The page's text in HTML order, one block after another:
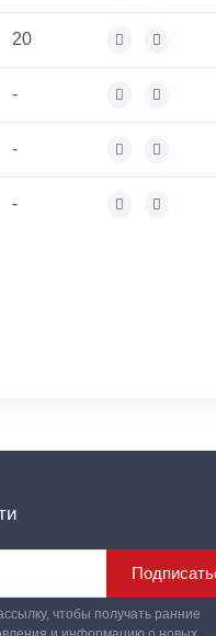
20
-
-
-
чтобы получать ранние